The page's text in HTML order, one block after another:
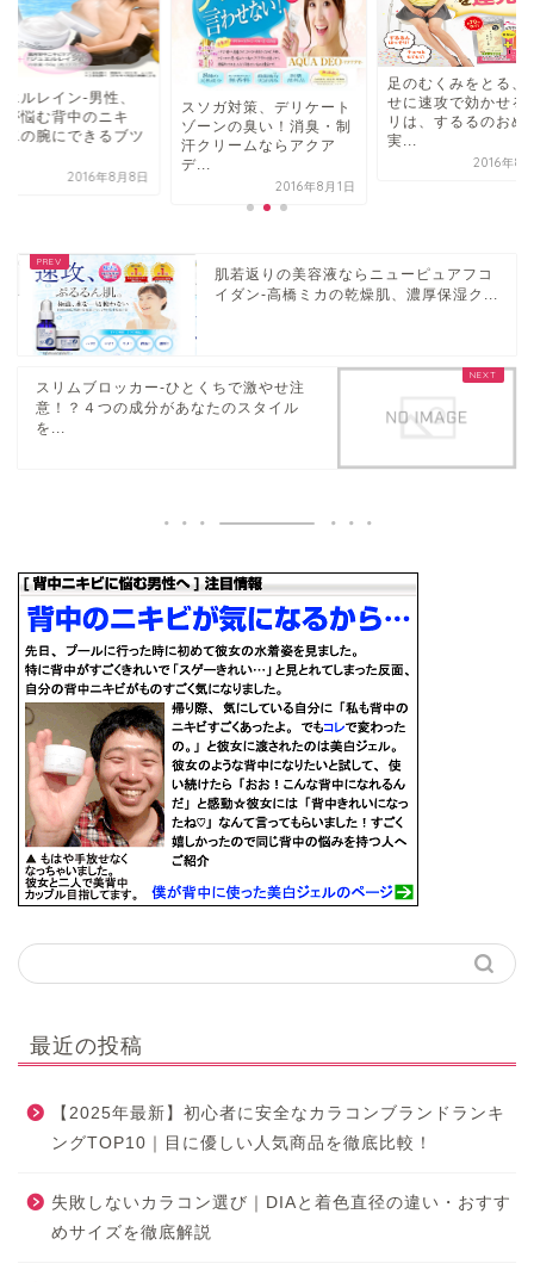
エルレイン-男性、
が悩む背中のニキ
二の腕にできるブツ
2016年8月8日
スソガ対策、デリケート
ゾーンの臭い！消臭・制
汗クリームならアクア
デ...
2016年8月1日
足のむくみをとる、
せに速攻で効かせる
リは、するるのおめ
実...
2016年8
肌若返りの美容液ならニューピュアフコ
イダン-高橋ミカの乾燥肌、濃厚保湿ク...
スリムブロッカー-ひとくちで激やせ注
意！？４つの成分があなたのスタイル
を...
最近の投稿
【2025年最新】初心者に安全なカラコンブランドランキ
ングTOP10｜目に優しい人気商品を徹底比較！
失敗しないカラコン選び｜DIAと着色直径の違い・おすす
めサイズを徹底解説